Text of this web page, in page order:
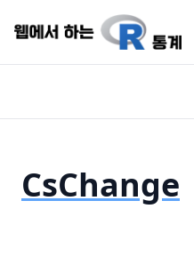
CsChange